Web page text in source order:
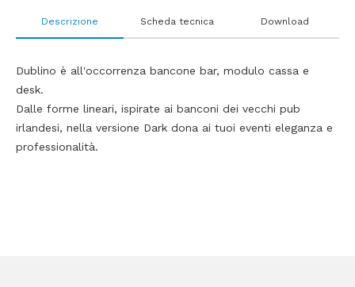
Descrizione
Dublino è all'occorrenza bancone bar, modulo cassa e
desk.
Dalle forme lineari, ispirate ai banconi dei vecchi pub
irlandesi, nella versione Dark dona ai tuoi eventi eleganza e
professionalità.
Scheda tecnica Download